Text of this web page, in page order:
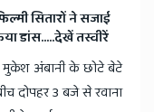
सितारों ने सजाई
डांस.....देखें तस्वीरें
मुकेश अंबानी के छोटे बेटे
दोपहर 3 बजे से रवाना